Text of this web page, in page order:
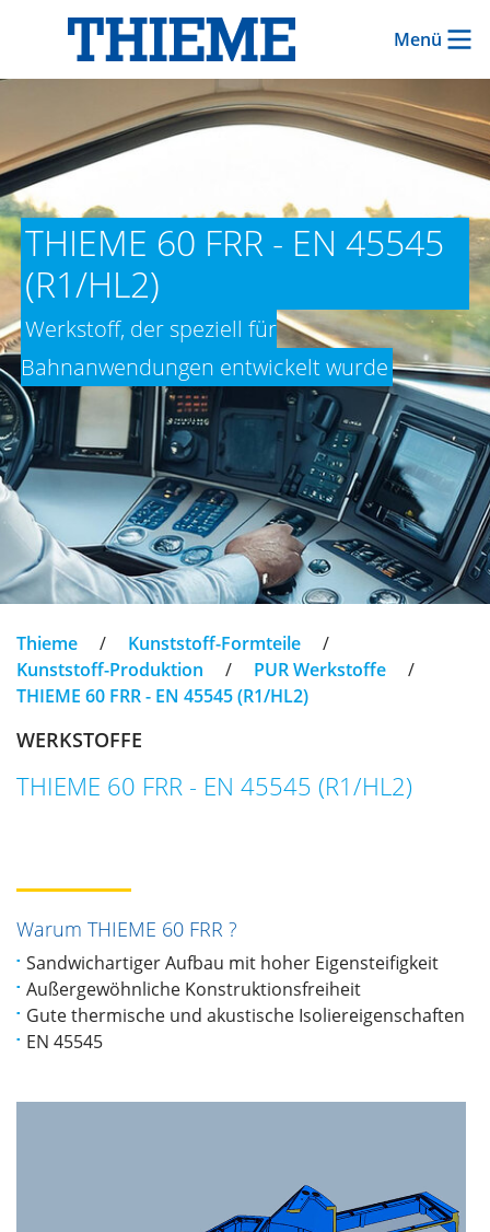
Menü
THIEME 60 FRR - EN 45545
(R1/HL2)
Werkstoff, der speziell für
Bahnanwendungen entwickelt wurde
Thieme / Kunststoff-Formteile
/
Kunststoff-Produktion
/ PUR Werkstoffe
/
THIEME 60 FRR - EN 45545 (R1/HL2)
WERKSTOFFE
THIEME 60 FRR - EN 45545 (R1/HL2)
Warum THIEME 60 FRR ?
Sandwichartiger Aufbau mit hoher Eigensteifigkeit
Außergewöhnliche Konstruktionsfreiheit
Gute thermische und akustische Isoliereigenschaften
EN 45545